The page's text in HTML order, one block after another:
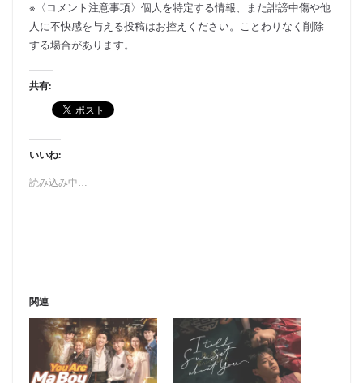
※〈コメント注意事項〉個人を特定する情報、また誹謗中傷や他
人に不快感を与える投稿はお控えください。ことわりなく削除
する場合があります。
共有:
いいね:
読み込み中…
関連